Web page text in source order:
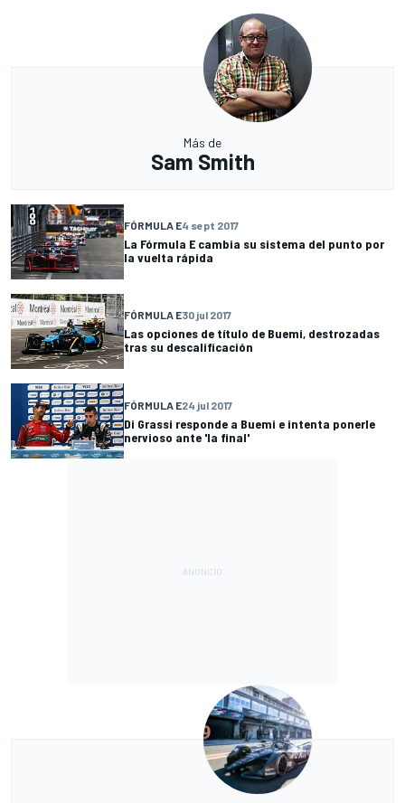
Más de
Sam Smith
FÓRMULA E4 sept 2017
La Fórmula E cambia su sistema del punto por
la vuelta rápida
FÓRMULA E30 jul 2017
Las opciones de título de Buemi, destrozadas
tras su descalificación
FÓRMULA E24 jul 2017
Di Grassi responde a Buemi e intenta ponerle
nervioso ante 'la final'